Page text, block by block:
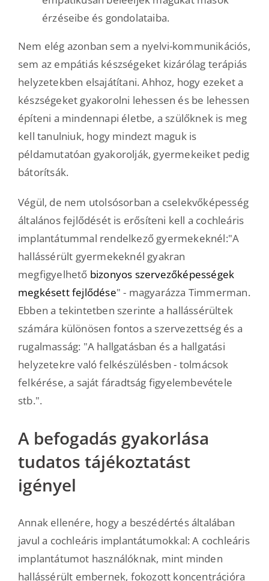
érzéseibe és gondolataiba.
Nem elég azonban sem a nyelvi-kommunikációs,
sem az empátiás készségeket kizárólag terápiás
helyzetekben elsajátítani. Ahhoz, hogy ezeket a
készségeket gyakorolni lehessen és be lehessen
építeni a mindennapi életbe, a szülőknek is meg
kell tanulniuk, hogy mindezt maguk is
példamutatóan gyakorolják, gyermekeiket pedig
bátorítsák.
Végül, de nem utolsósorban a cselekvőképesség
általános fejlődését is erősíteni kell a cochleáris
implantátummal rendelkező gyermekeknél:"A
hallássérült gyermekeknél gyakran
megfigyelhető bizonyos szervezőképességek
megkésett fejlődése" - magyarázza Timmerman.
Ebben a tekintetben szerinte a hallássérültek
számára különösen fontos a szervezettség és a
rugalmasság: "A hallgatásban és a hallgatási
helyzetekre való felkészülésben - tolmácsok
felkérése, a saját fáradtság figyelembevétele
stb.".
A befogadás gyakorlása
tudatos tájékoztatást
igényel
Annak ellenére, hogy a beszédértés általában
javul a cochleáris implantátumokkal: A cochleáris
implantátumot használóknak, mint minden
hallássérült embernek, fokozott koncentrációra